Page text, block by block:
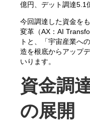
億円、デット調達5.1
今回調達した資金を
変革（AX：AI
トと、「宇宙産業へ
造を根底からアップ
いります。
資金調
の展開